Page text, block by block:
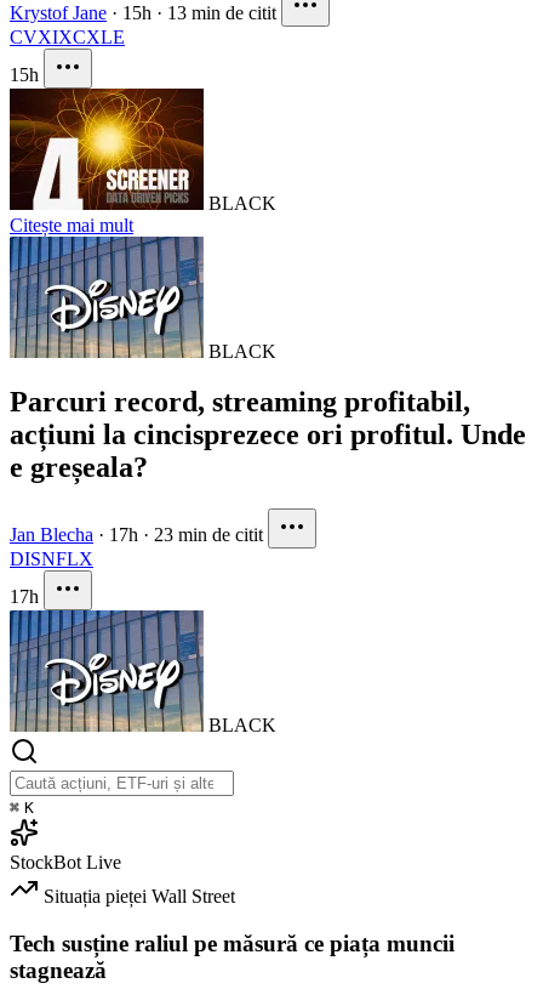
Krystof Jane · 15h · 13 min de citit
CVXIXCXLE
15h
BLACK
Citește mai mult
BLACK
Parcuri record, streaming profitabil,
acțiuni la cincisprezece ori profitul. Unde
e greșeala?
Jan Blecha · 17h · 23 min de citit
DISNFLX
17h
BLACK
⌘ K
StockBot Live
Situația pieței Wall Street
Tech susține raliul pe măsură ce piața muncii
stagnează